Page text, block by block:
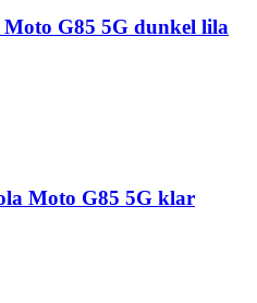
G85 5G dunkel lila
Moto G85 5G klar